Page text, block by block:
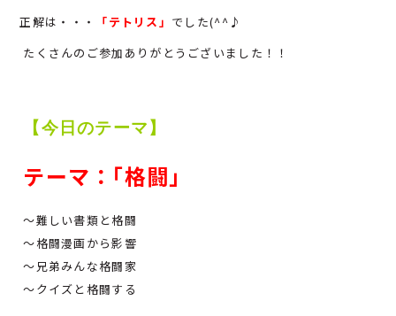
正解は・・・ 「テトリス」 でした(^^♪
たくさんのご参加ありがとうございました！！
【今日のテーマ】
テーマ：｢格闘｣
～難しい書類と格闘
～格闘漫画から影響
～兄弟みんな格闘家
～クイズと格闘する